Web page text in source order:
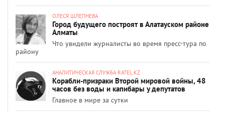
ОЛЕСЯ ШЛЕПНЕВА
Город будущего построят в Алатауском районе
Алматы
Что увидели журналисты во время пресс-тура по
району
АНАЛИТИЧЕСКАЯ СЛУЖБА RATEL.KZ
Корабли-призраки Второй мировой войны, 48
часов без воды и капибары у депутатов
Главное в мире за сутки